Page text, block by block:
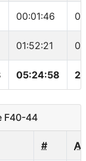
00:01:46
01:52:21
05:24:58
F40-44
#